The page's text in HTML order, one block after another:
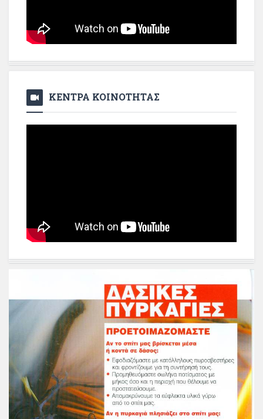
ΚΕΝΤΡΑ ΚΟΙΝΟΤΗΤΑΣ